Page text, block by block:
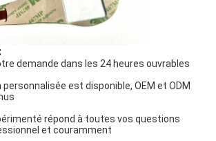
demande dans les 24 heures ouvrables
est disponible, OEM et ODM
répond à toutes vos questions
et couramment